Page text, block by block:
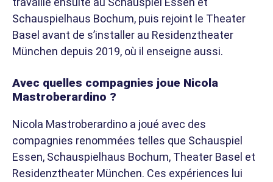
Schauspielhaus Bochum, puis rejoint le Theater
Basel avant de s’installer au Residenztheater
München depuis 2019, où il enseigne aussi.
Avec quelles compagnies joue Nicola
Mastroberardino ?
Nicola Mastroberardino a joué avec des
compagnies renommées telles que Schauspiel
Essen, Schauspielhaus Bochum, Theater Basel et
Residenztheater München. Ces expériences lui